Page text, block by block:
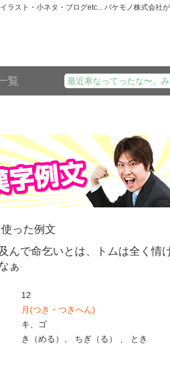
スト・小ネタ・ブログetc... バケモノ株式会社
覧 最近寒なってったな〜。
使った例文
んで命乞いとは、トムは全く情
ぁ
12
月(つき・つきへん)
キ、ゴ
き（める）、 ちぎ（る） 、 とき